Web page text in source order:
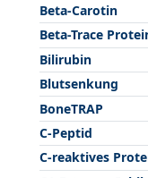
Beta-Carotin
Beta-Trace
Bilirubin
Blutsenkung
BoneTRAP
C-Peptid
C-reaktives